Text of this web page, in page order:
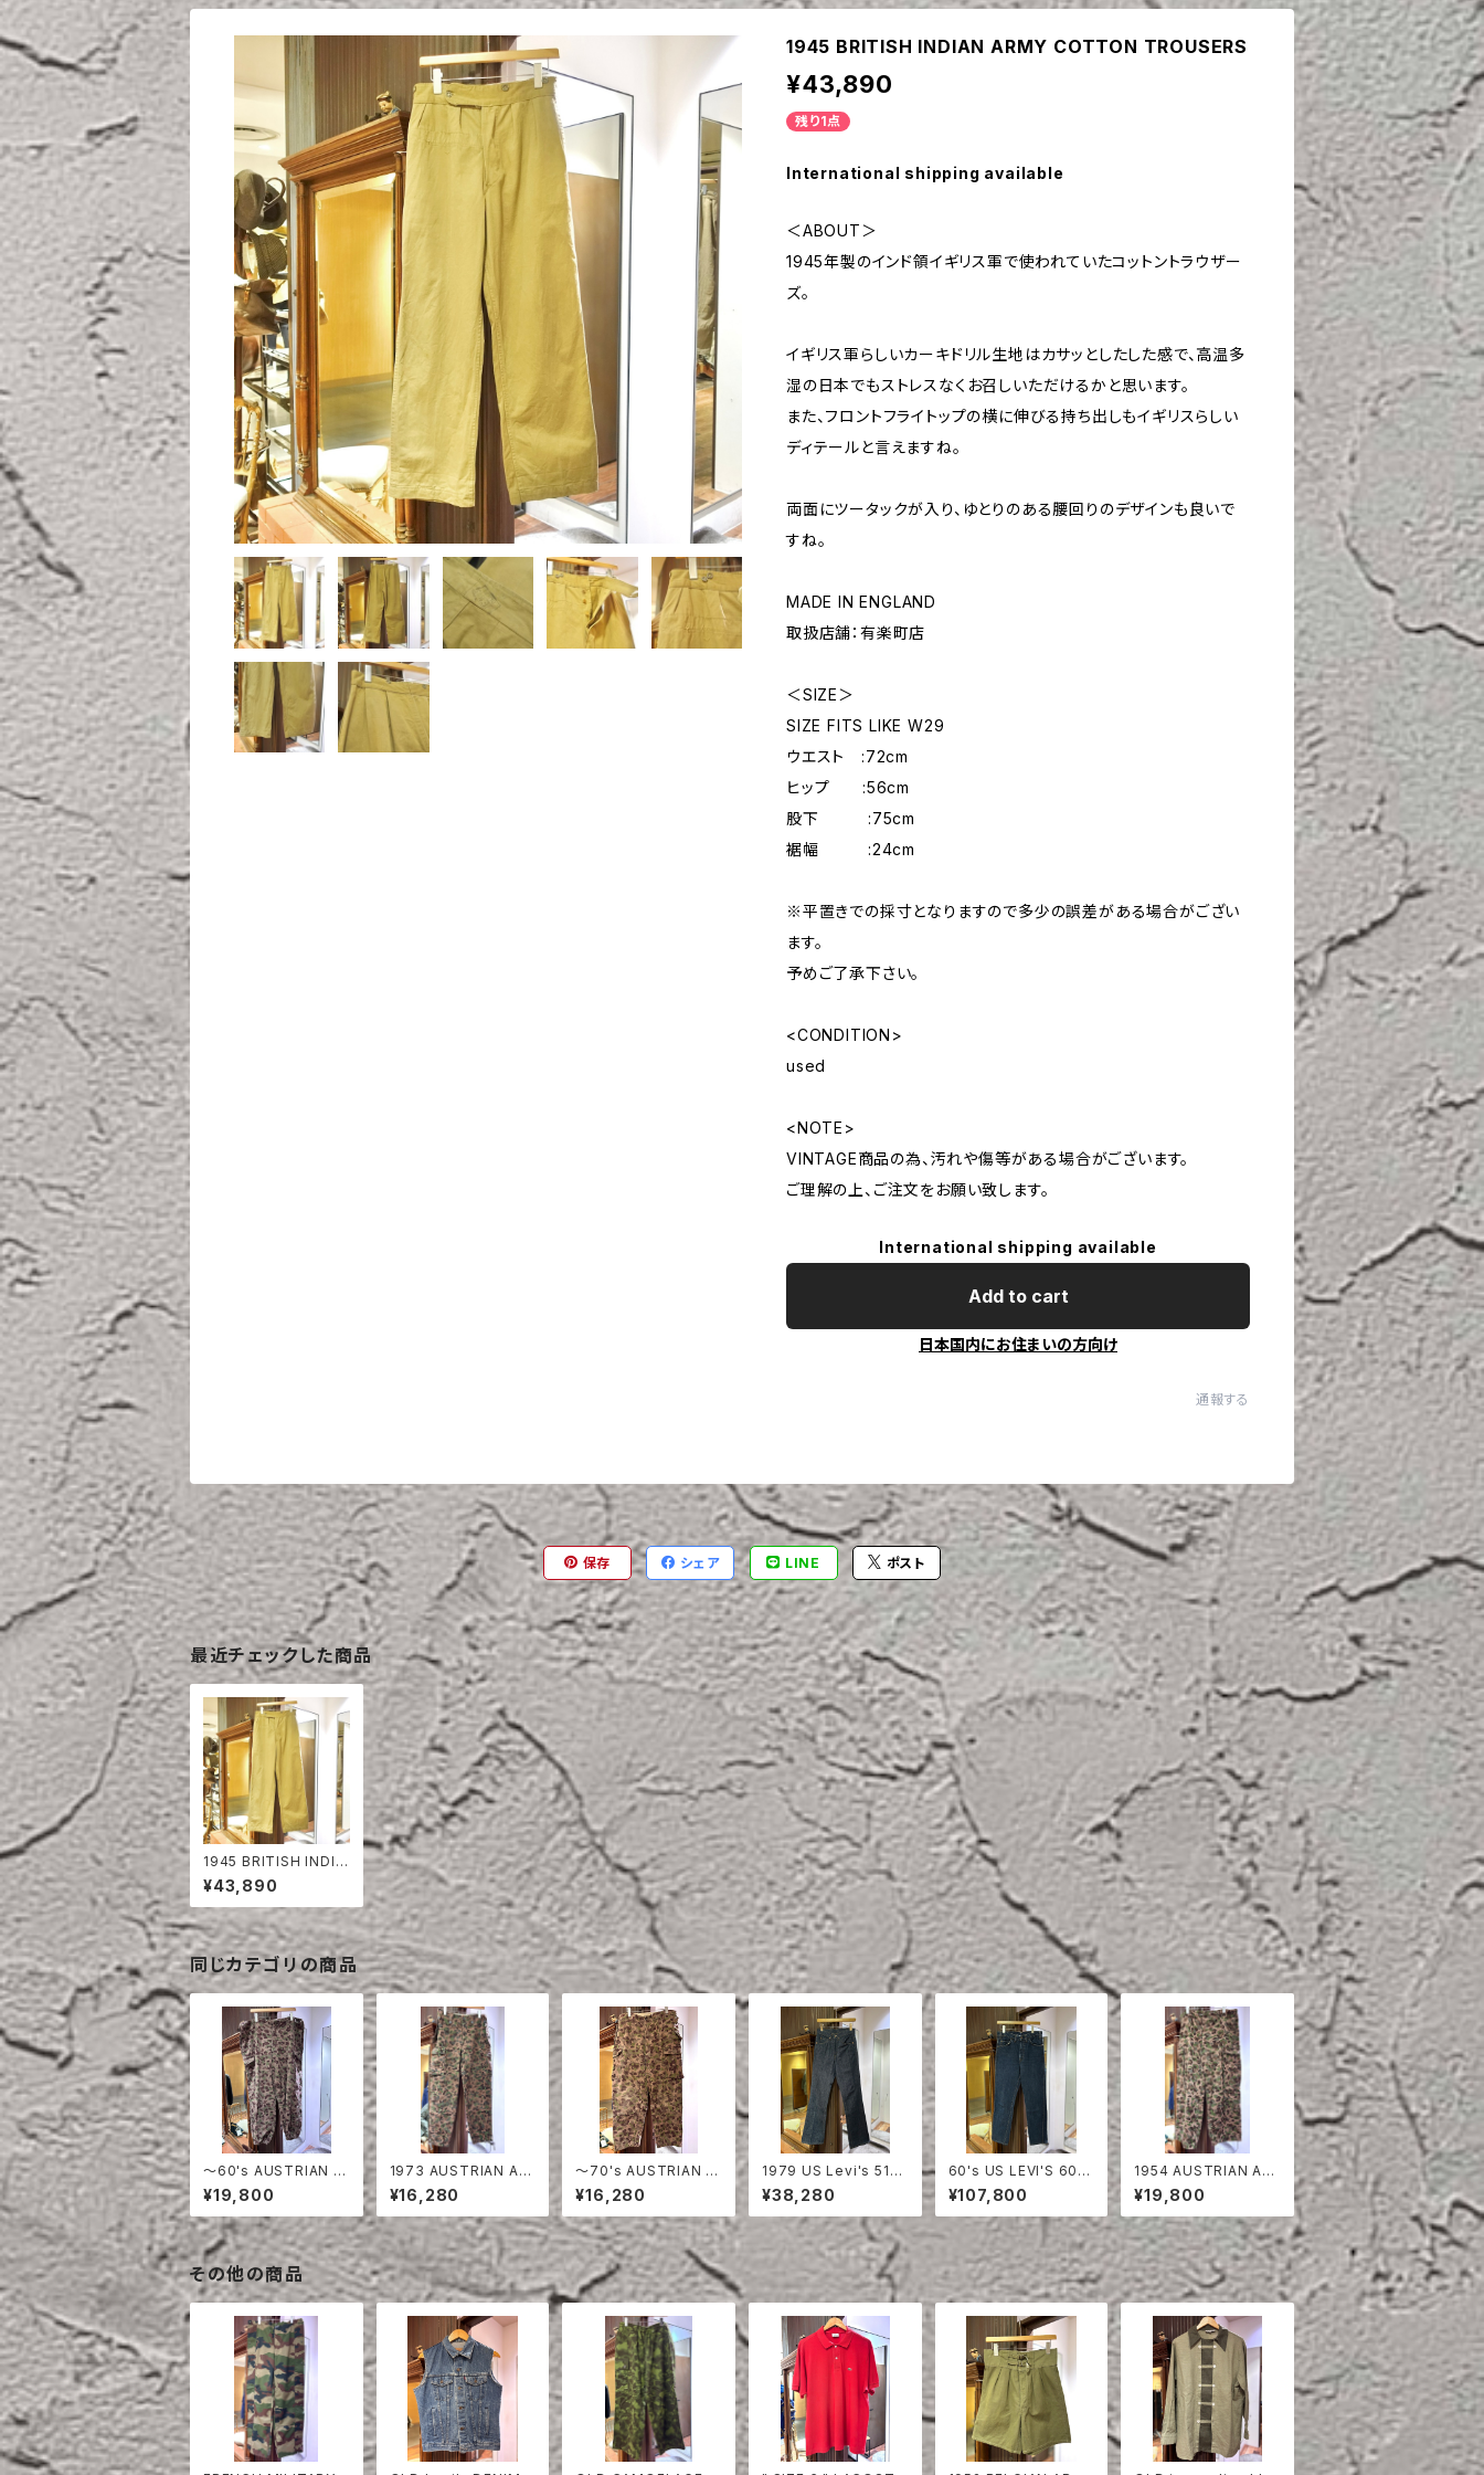
1945 BRITISH INDIAN ARMY COTTON TROUSERS
¥43,890
残り1点
International shipping available
＜ABOUT＞
1945年製のインド領イギリス軍で使われていたコットントラウザー
ズ。
イギリス軍らしいカーキドリル生地はカサッとしたした感で、高温多
湿の日本でもストレスなくお召しいただけるかと思います。
また、フロントフライトップの横に伸びる持ち出しもイギリスらしい
ディテールと言えますね。
両面にツータックが入り、ゆとりのある腰回りのデザインも良いで
すね。
MADE IN ENGLAND
取扱店舗：有楽町店
＜SIZE＞
SIZE FITS LIKE W29
ウエスト :72cm
ヒップ :56cm
股下 :75cm
裾幅 :24cm
※平置きでの採寸となりますので多少の誤差がある場合がござい
ます。
予めご了承下さい。
<CONDITION>
used
<NOTE>
VINTAGE商品の為、汚れや傷等がある場合がございます。
ご理解の上、ご注文をお願い致します。
International shipping available
Add to cart
日本国内にお住まいの方向け
通報する
保存 シェア LINE ポスト
最近チェックした商品
1945 BRITISH INDIA
N ARMY COTTON T
ROUSERS
¥43,890
同じカテゴリの商品
〜60's AUSTRIAN A
RMY PEA DOT CAM
O FIERD PANTS
¥19,800
1973 AUSTRIAN AR
MY PEA DOT CAMO
FIERD PANTS
¥16,280
〜70's AUSTRIAN A
RMY PEA DOT CAM
O FIERD PANTS
¥16,280
1979 US Levi's 517
DENIM PANTS DEAD
STOCK
¥38,280
60's US LEVI'S 606
DENIM PANTS
¥107,800
1954 AUSTRIAN AR
MY PEA DOT CAMO
FIERD PANTS
¥19,800
その他の商品